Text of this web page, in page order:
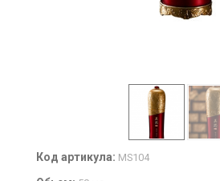
Код артикула: MS104